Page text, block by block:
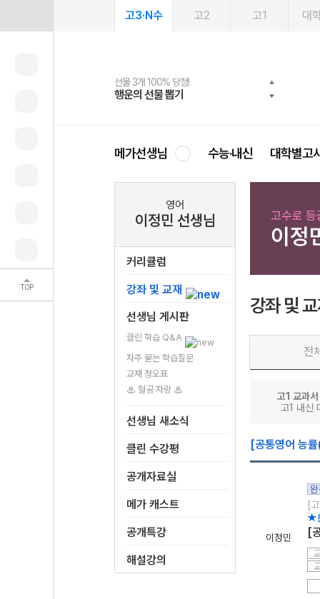
TOP
고3·N수 고2 고1 대
선물 3개 100% 당첨!
행운의 선물 뽑기
선물 100% 증정!
메가스터디 X 올리브
여름방학 스터디 캐시백
메가런 썸머스쿨
2027 러셀 단과
강사 공개선발
스마트러닝앱
설문 EVENT
메가패스
3일 무료 체험권
메가패스 수강생 무료혜택!
메가클럽 멤버십
사회공헌 캠페인
희망이룸 메가나눔
메가선생님 수능·내신 대학별고
영어
이정민 선생님
커리큘럼
강좌 및 교재
선생님 게시판
클린 학습 Q&A
자주 묻는 학습질문
교재 정오표
♨ 혈공 자랑 ♨
선생님 새소식
클린 수강평
공개자료실
메가 캐스트
공개특강
해설강의
고수로 등
이정
강좌 및
전
고1 교과
고1 내신
[공통영어 능
이정민
[
★
[